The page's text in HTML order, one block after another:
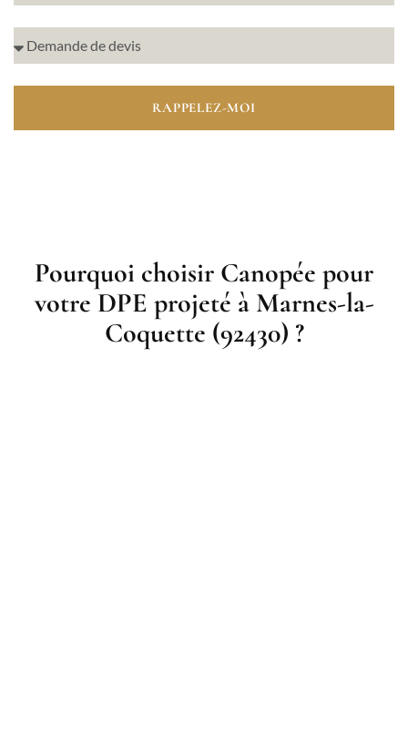
RAPPELEZ-MOI
Pourquoi choisir Canopée pour
votre DPE projeté à Marnes-la-
Coquette (92430) ?